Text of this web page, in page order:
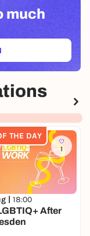
much
TAB)
THE DAY
1
| 18:00
After